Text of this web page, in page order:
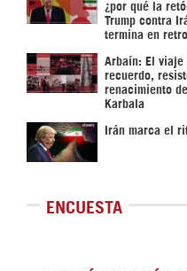
¿por qué la
Trump contra
termina en
Arbaín: El viaje
recuerdo,
renacimiento
Karbala
Irán marca el
ENCUESTA